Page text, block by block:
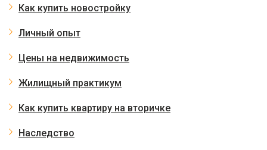
Как купить новостройку
Личный опыт
Цены на недвижимость
Жилищный практикум
Как купить квартиру на вторичке
Наследство